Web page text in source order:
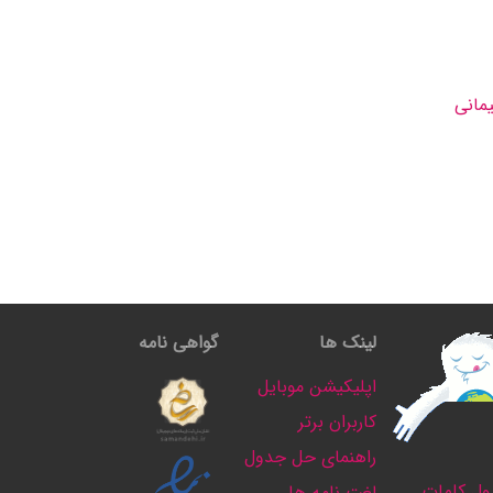
لینک ها
اپلیکیشن موبایل
کاربران برتر
راهنمای حل جدول
گواهی نامه